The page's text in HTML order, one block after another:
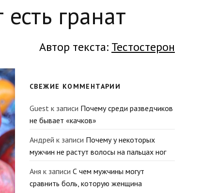
гранат
Автор текста: Тестостерон
СВЕЖИЕ КОММЕНТАРИИ
Guest к записи Почему среди разведчиков
не бывает «качков»
Андрей к записи Почему у некоторых
мужчин не растут волосы на пальцах ног
Аня к записи С чем мужчины могут
сравнить боль, которую женщина